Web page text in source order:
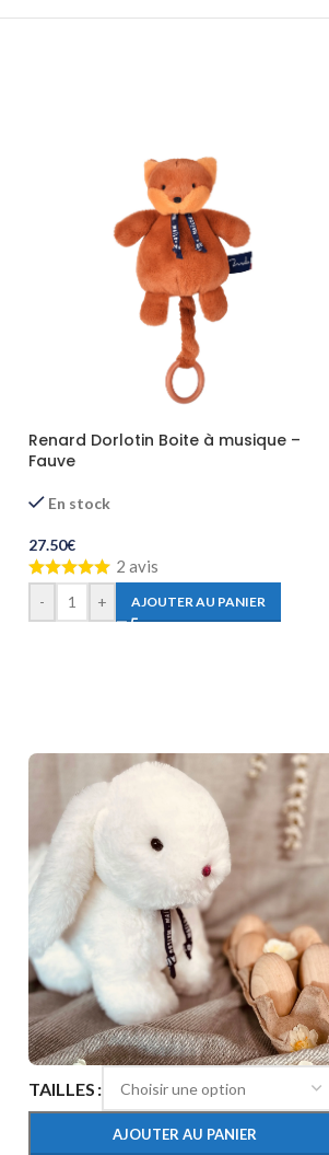
Renard Dorlotin Boite à musique –
Fauve
En stock
27.50€
2 avis
- + AJOUTER AU PANIER
TAILLES
AJOUTER AU PANIER